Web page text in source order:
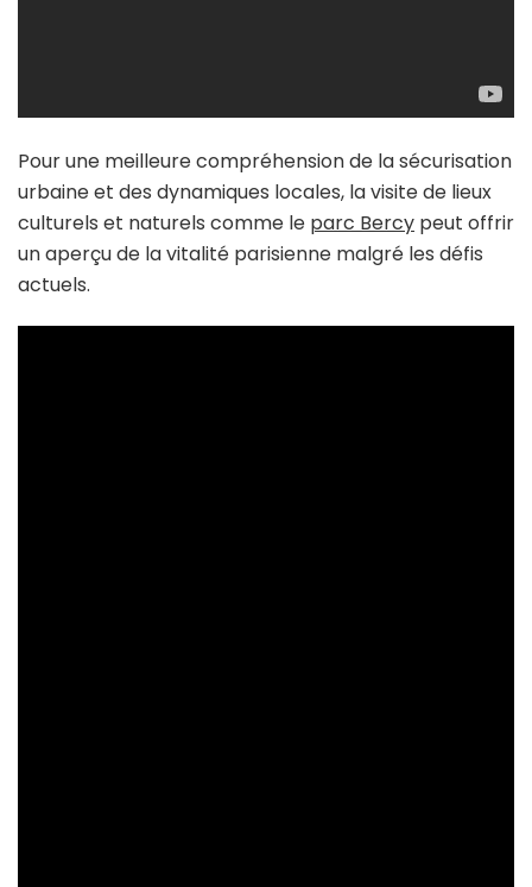
Pour une meilleure compréhension de la sécurisation
urbaine et des dynamiques locales, la visite de lieux
culturels et naturels comme le parc Bercy peut offrir
un aperçu de la vitalité parisienne malgré les défis
actuels.